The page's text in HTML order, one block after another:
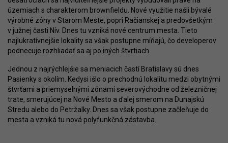
územiach s charakterom brownfieldu. Nové využitie našli bývalé
výrobné zóny v Starom Meste, popri Račianskej a predovšetkým
v južnej časti Nív. Dnes tu vzniká nové centrum mesta. Tieto
najlukratívnejšie lokality sa však postupne míňajú, čo developerov
podnecuje rozhliadať sa aj po iných štvrtiach.
Jednou z najrýchlejšie sa meniacich častí Bratislavy sú dnes
Pasienky s okolím. Kedysi išlo o prechodnú lokalitu medzi obytnými
štvrťami a priemyselnými zónami severovýchodne od železničnej
trate, smerujúcej na Nové Mesto a ďalej smerom na Dunajskú
Stredu alebo do Petržalky. Dnes sa však postupne začleňuje do
mesta a vzniká tu nová polyfunkčná zástavba.